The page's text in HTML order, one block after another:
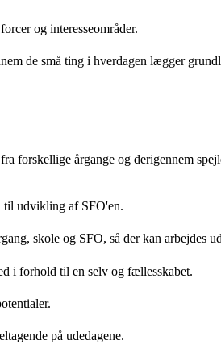
og interesseområder.
de små ting i hverdagen lægger
forskellige årgange og derigennem
til udvikling af SFO'en.
skole og SFO, så der kan arbejdes
i forhold til en selv og fællesskabet.
på udedagene.